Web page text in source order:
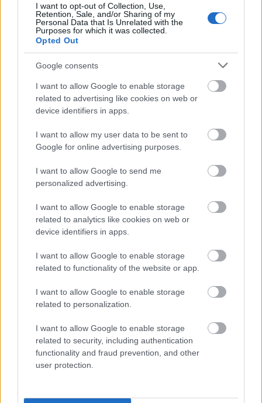
I want to opt-out of Collection, Use,
Retention, Sale, and/or Sharing of my
Personal Data that Is Unrelated with the
Purposes for which it was collected.
Opted Out
Google consents
I want to allow Google to enable storage
related to advertising like cookies on web or
device identifiers in apps.
I want to allow my user data to be sent to
Google for online advertising purposes.
I want to allow Google to send me
personalized advertising.
I want to allow Google to enable storage
related to analytics like cookies on web or
device identifiers in apps.
I want to allow Google to enable storage
related to functionality of the website or app.
I want to allow Google to enable storage
related to personalization.
I want to allow Google to enable storage
related to security, including authentication
functionality and fraud prevention, and other
user protection.
Rob Zombie (Fotó: Mahboubi Salim/Artlasso.hu)